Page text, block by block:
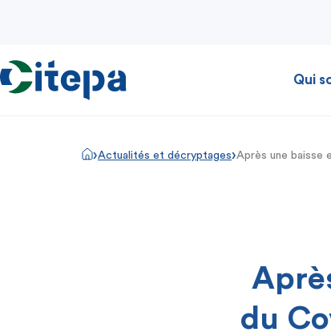
Qui
›Actualités et décryptages›Après une baisse
du